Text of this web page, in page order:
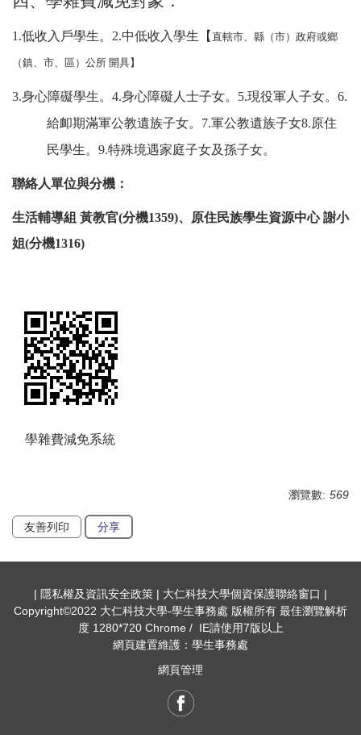
1.低收入戶學生。2.中低收入學生【 直轄市、縣（市）政府或鄉
（鎮、市、區）公所 開具】
3.身心障礙學生。4.身心障礙人士子女。5.現役軍人子女。6.
給卹期滿軍公教遺族子女。7.軍公教遺族子女8.原住
民學生。9.特殊境遇家庭子女及孫子女。
聯絡人單位與分機：
生活輔導組 黃教官(分機1359)、
原住民族學生資源中心 謝小
姐(分機1316)
學雜費減免系統
瀏覽數: 569
友善列印 分享
| 隱私權及資訊安全政策 | 大仁科技大學個資保護聯絡窗口 |
Copyright©2022 大仁科技大學-學生事務處 版權所有 最佳瀏覽解析
度 1280*720 Chrome / IE請使用7版以上
網頁建置維護：學生事務處
網頁管理